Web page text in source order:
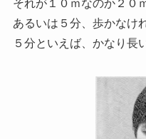
それが１０ｍなのか２０
あるいは５分、歩かなけ
５分といえば、かなり長